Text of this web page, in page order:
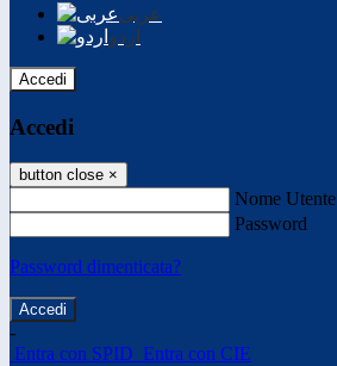
عربى
اردو
Accedi
Accedi
button close ×
Nome Utente
Password
Password dimenticata?
-
Entra con SPID Entra con CIE